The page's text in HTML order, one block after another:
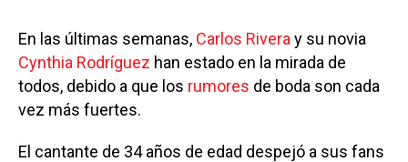
En las últimas semanas, Carlos Rivera y su novia
Cynthia Rodríguez han estado en la mirada de
todos, debido a que los rumores de boda son cada
vez más fuertes.
El cantante de 34 años de edad despejó a sus fans